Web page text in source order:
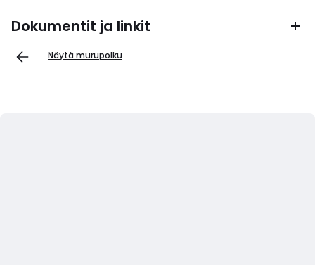
Dokumentit ja linkit
Näytä murupolku